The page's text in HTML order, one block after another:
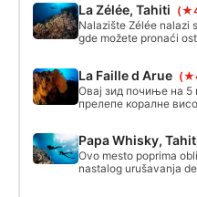
дрифт роњење.
La Zélée, Tahiti
Nalazište Zélée nalazi
gde možete pronaći
La Faille d Arue
Овај зид почиње на 5
прелепе коралне
Papa Whisky,
Ovo mesto poprima
nastalog urušavanja